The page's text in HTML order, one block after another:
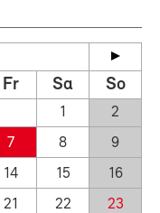
Fr Sa So
1
2
7 8
9
14 15
16
21 22
23